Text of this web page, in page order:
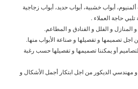
أبواب خشبية، أبواب حديد، أبواب زجاجية
حاجة العملاء .
و الفلل و الفنادق و المطاعم.
اجل تصميمها و تفصيلها و صناعة الأبواب منها.
أو يمكننا تصميمها و تفصيلها حسب رغبة
مهندسي الديكور من اجل ابتكار أجمل الأشكال و